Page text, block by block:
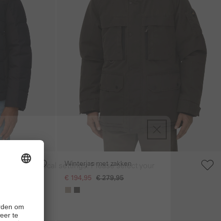
Winterjas met zakken
€ 194,95 € 279,95
to your local settings. Please select your